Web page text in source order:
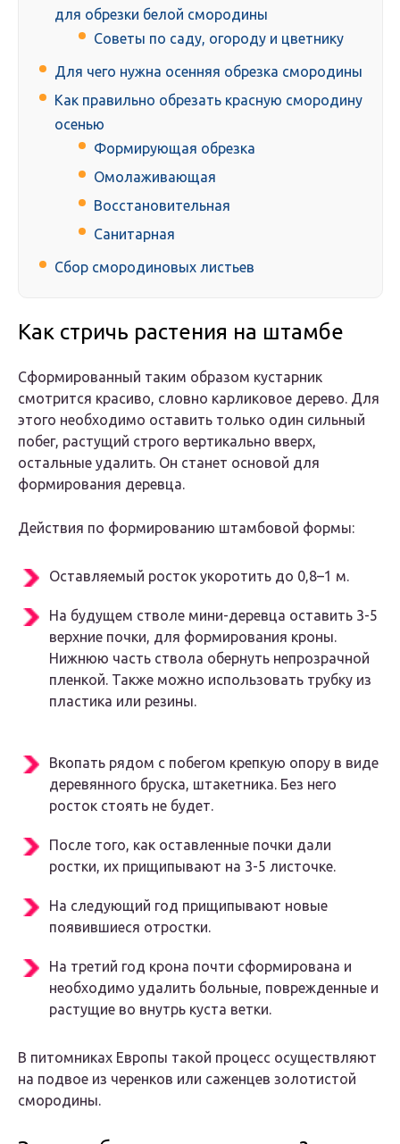
для обрезки белой смородины
Советы по саду, огороду и цветнику
Для чего нужна осенняя обрезка смородины
Как правильно обрезать красную смородину
осенью
Формирующая обрезка
Омолаживающая
Восстановительная
Санитарная
Сбор смородиновых листьев
Как стричь растения на штамбе
Сформированный таким образом кустарник
смотрится красиво, словно карликовое дерево. Для
этого необходимо оставить только один сильный
побег, растущий строго вертикально вверх,
остальные удалить. Он станет основой для
формирования деревца.
Действия по формированию штамбовой формы:
Оставляемый росток укоротить до 0,8–1 м.
На будущем стволе мини-деревца оставить 3-5
верхние почки, для формирования кроны.
Нижнюю часть ствола обернуть непрозрачной
пленкой. Также можно использовать трубку из
пластика или резины.
Вкопать рядом с побегом крепкую опору в виде
деревянного бруска, штакетника. Без него
росток стоять не будет.
После того, как оставленные почки дали
ростки, их прищипывают на 3-5 листочке.
На следующий год прищипывают новые
появившиеся отростки.
На третий год крона почти сформирована и
необходимо удалить больные, поврежденные и
растущие во внутрь куста ветки.
В питомниках Европы такой процесс осуществляют
на подвое из черенков или саженцев золотистой
смородины.